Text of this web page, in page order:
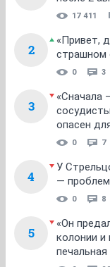
17 411
2
«Привет,
страшном
0 3
3
«Сначала
опасен
0 7
4
У
—
0 8
5
«Он
колонии